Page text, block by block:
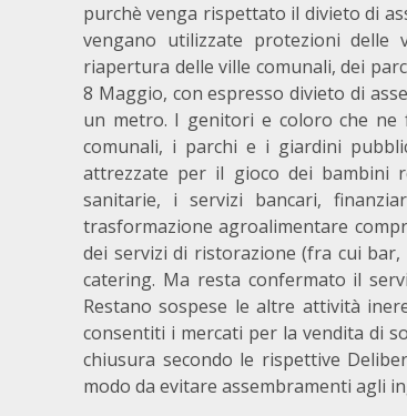
purchè venga rispettato il divieto di
vengano utilizzate protezioni
riapertura delle ville comunali, dei
8 Maggio, con espresso divieto di
un metro. I genitori e coloro che ne
comunali, i parchi e i giardini
attrezzate per il gioco dei bambini
sanitarie, i servizi bancari,
trasformazione agroalimentare
dei servizi di ristorazione (fra cui
catering. Ma resta confermato il
Restano sospese le altre attività
consentiti i mercati per la vendita di
chiusura secondo le rispettive
modo da evitare assembramenti agli